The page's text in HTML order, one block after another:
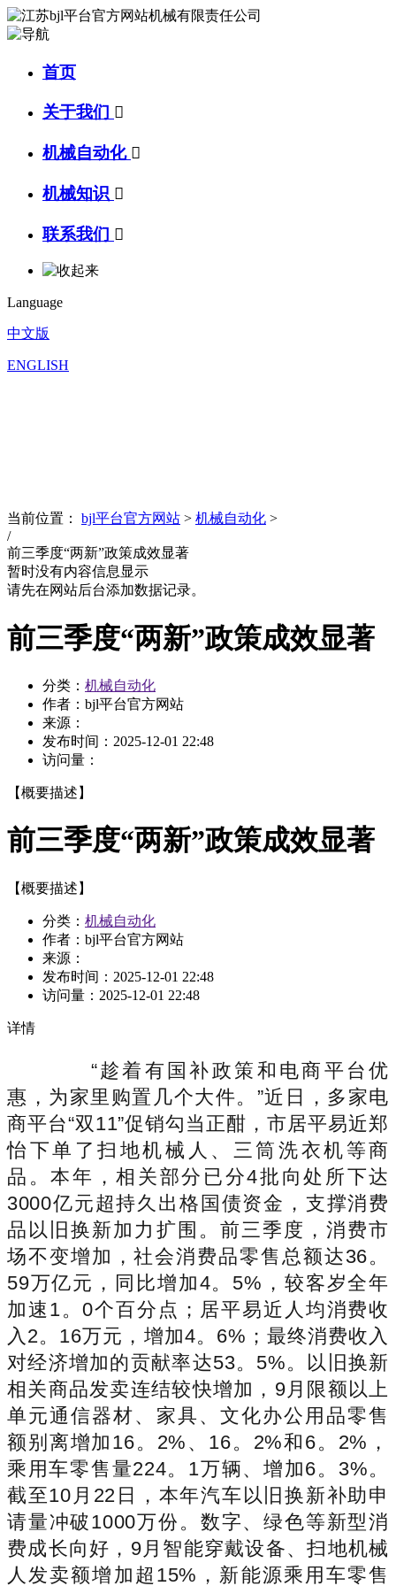
首页
关于我们 
机械自动化 
机械知识 
联系我们 
Language
中文版
ENGLISH
当前位置： bjl平台官方网站 > 机械自动化 >
/
前三季度“两新”政策成效显著
暂时没有内容信息显示
请先在网站后台添加数据记录。
前三季度“两新”政策成效显著
分类： 机械自动化
作者：bjl平台官方网站
来源：
发布时间： 2025-12-01 22:48
访问量：
【概要描述】
前三季度“两新”政策成效显著
【概要描述】
分类： 机械自动化
作者：bjl平台官方网站
来源：
发布时间： 2025-12-01 22:48
访问量： 2025-12-01 22:48
详情
“趁着有国补政策和电商平台优
惠，为家里购置几个大件。”近日，多家电
商平台“双11”促销勾当正酣，市居平易近郑
怡下单了扫地机械人、三筒洗衣机等商
品。本年，相关部分已分4批向处所下达
3000亿元超持久出格国债资金，支撑消费
品以旧换新加力扩围。前三季度，消费市
场不变增加，社会消费品零售总额达36。
59万亿元，同比增加4。5%，较客岁全年
加速1。0个百分点；居平易近人均消费收
入2。16万元，增加4。6%；最终消费收入
对经济增加的贡献率达53。5%。以旧换新
相关商品发卖连结较快增加，9月限额以上
单元通信器材、家具、文化办公用品零售
额别离增加16。2%、16。2%和6。2%，
乘用车零售量224。1万辆、增加6。3%。
截至10月22日，本年汽车以旧换新补助申
请量冲破1000万份。数字、绿色等新型消
费成长向好，9月智能穿戴设备、扫地机械
人发卖额增加超15%，新能源乘用车零售